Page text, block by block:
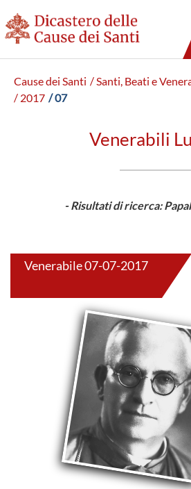
Cause dei Santi / Santi, Beati e
/ 2017 / 07
Venerabili
- Risultati di ricerca:
Venerabile 07-07-2017